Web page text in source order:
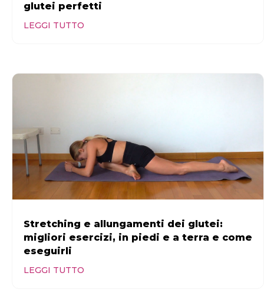
glutei perfetti
LEGGI TUTTO
Stretching e allungamenti dei glutei:
migliori esercizi, in piedi e a terra e come
eseguirli
LEGGI TUTTO